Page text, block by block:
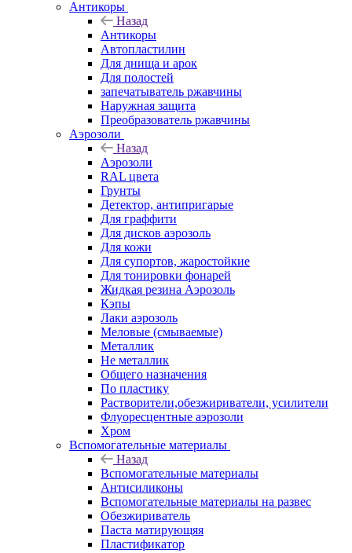
Антикоры
Назад
Антикоры
Автопластилин
Для днища и арок
Для полостей
запечатыватель ржавчины
Наружная защита
Преобразователь ржавчины
Аэрозоли
Назад
Аэрозоли
RAL цвета
Грунты
Детектор, антипригарые
Для граффити
Для дисков аэрозоль
Для кожи
Для супортов, жаростойкие
Для тонировки фонарей
Жидкая резина Аэрозоль
Кэпы
Лаки аэрозоль
Меловые (смываемые)
Металлик
Не металлик
Общего назначения
По пластику
Растворители,обезжириватели, усилители
Флуоресцентные аэрозоли
Хром
Вспомогательные материалы
Назад
Вспомогательные материалы
Антисиликоны
Вспомогательные материалы на развес
Обезжириватель
Паста матирующяя
Пластификатор